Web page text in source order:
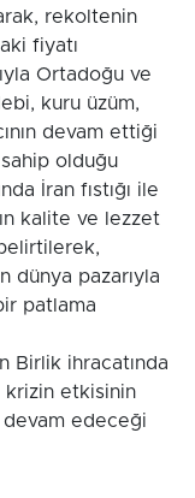
rekoltenin
fiyatı
Ortadoğu ve
kuru üzüm,
devam ettiği
sahip olduğu
İran fıstığı ile
kalite ve lezzet
dünya pazarıyla
patlama
Birlik ihracatında
krizin etkisinin
edeceği